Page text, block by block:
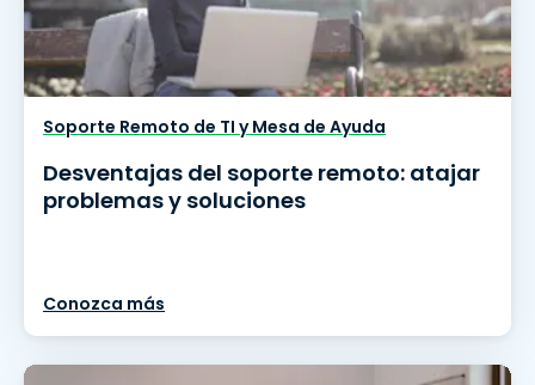
Soporte Remoto de TI y Mesa de Ayuda
Desventajas del soporte remoto: atajar
problemas y soluciones
Conozca más